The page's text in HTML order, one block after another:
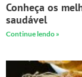
Conheça os
saudável
Continue lendo »